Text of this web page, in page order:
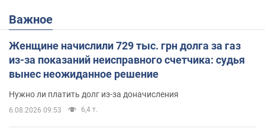
Важное
Женщине начислили 729 тыс. грн долга за газ
из-за показаний неисправного счетчика: судья
вынес неожиданное решение
Нужно ли платить долг из-за доначисления
6.08.2026 09:53 6,4 т.